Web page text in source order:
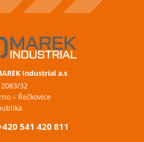
Industrial a.s
32
– Řečkovice
541 420 811